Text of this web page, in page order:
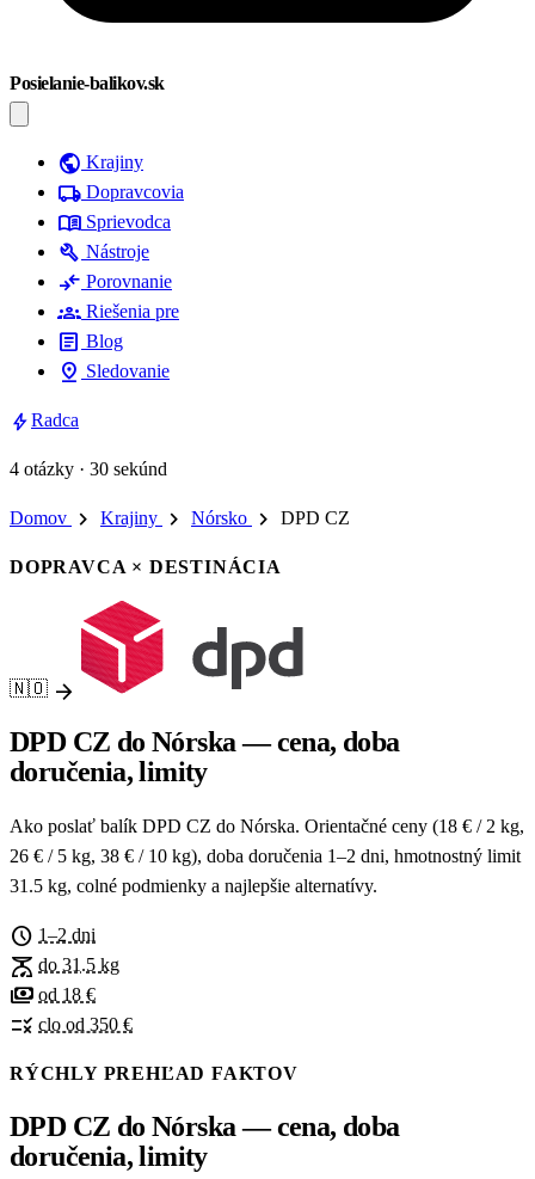
Posielanie-balikov.sk
public Krajiny
local_shipping Dopravcovia
menu_book Sprievodca
build Nástroje
compare_arrows Porovnanie
groups Riešenia pre
article Blog
pin_drop Sledovanie
boltRadca
4 otázky · 30 sekúnd
Domov chevron_right Krajiny chevron_right Nórsko chevron_right DPD CZ
DOPRAVCA × DESTINÁCIA
🇳🇴 arrow_forward
DPD CZ do Nórska — cena, doba
doručenia, limity
Ako poslať balík DPD CZ do Nórska. Orientačné ceny (18 € / 2 kg,
26 € / 5 kg, 38 € / 10 kg), doba doručenia 1–2 dni, hmotnostný limit
31.5 kg, colné podmienky a najlepšie alternatívy.
schedule 1–2 dni
scale do 31.5 kg
payments od 18 €
rule clo od 350 €
RÝCHLY PREHĽAD FAKTOV
DPD CZ do Nórska — cena, doba
doručenia, limity